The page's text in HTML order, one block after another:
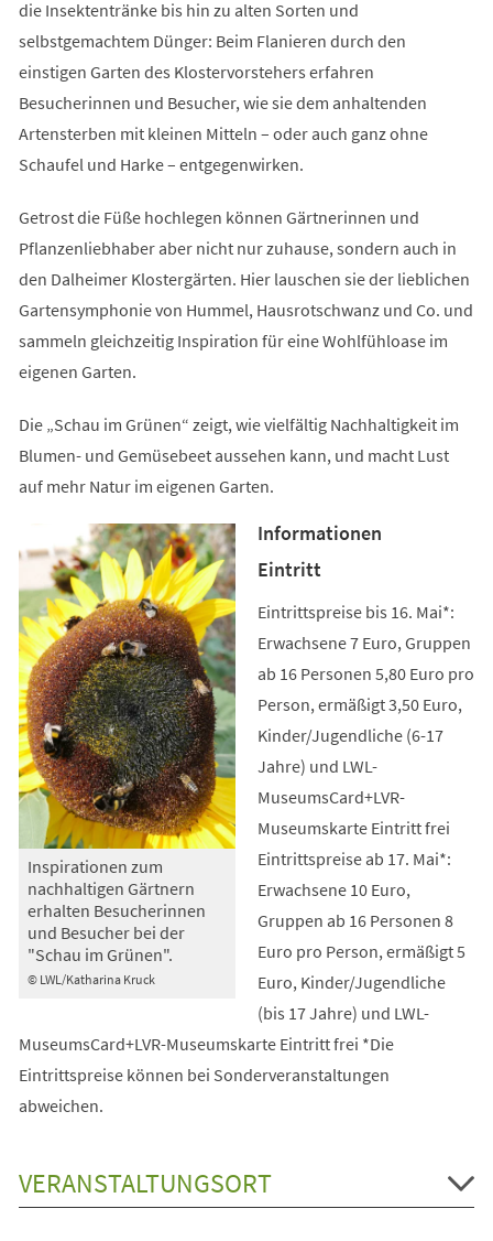
die Insektentränke bis hin zu alten Sorten und
selbstgemachtem Dünger: Beim Flanieren durch den
einstigen Garten des Klostervorstehers erfahren
Besucherinnen und Besucher, wie sie dem anhaltenden
Artensterben mit kleinen Mitteln – oder auch ganz ohne
Schaufel und Harke – entgegenwirken.
Getrost die Füße hochlegen können Gärtnerinnen und
Pflanzenliebhaber aber nicht nur zuhause, sondern auch in
den Dalheimer Klostergärten. Hier lauschen sie der lieblichen
Gartensymphonie von Hummel, Hausrotschwanz und Co. und
sammeln gleichzeitig Inspiration für eine Wohlfühloase im
eigenen Garten.
Die „Schau im Grünen“ zeigt, wie vielfältig Nachhaltigkeit im
Blumen- und Gemüsebeet aussehen kann, und macht Lust
auf mehr Natur im eigenen Garten.
© LWL/Katharina Kruck
Inspirationen zum
nachhaltigen Gärtnern
erhalten Besucherinnen
und Besucher bei der
"Schau im Grünen".
Informationen
Eintritt
Eintrittspreise bis 16. Mai*:
Erwachsene 7 Euro, Gruppen
ab 16 Personen 5,80 Euro pro
Person, ermäßigt 3,50 Euro,
Kinder/Jugendliche (6-17
Jahre) und LWL-
MuseumsCard+LVR-
Museumskarte Eintritt frei
Eintrittspreise ab 17. Mai*:
Erwachsene 10 Euro,
Gruppen ab 16 Personen 8
Euro pro Person, ermäßigt 5
Euro, Kinder/Jugendliche
(bis 17 Jahre) und LWL-
MuseumsCard+LVR-Museumskarte Eintritt frei *Die
Eintrittspreise können bei Sonderveranstaltungen
abweichen.
VERANSTALTUNGSORT